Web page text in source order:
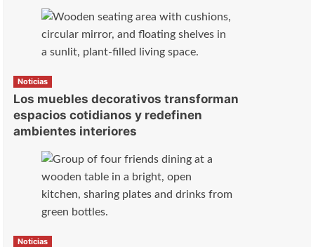
Noticias
Los muebles decorativos transforman
espacios cotidianos y redefinen
ambientes interiores
Noticias